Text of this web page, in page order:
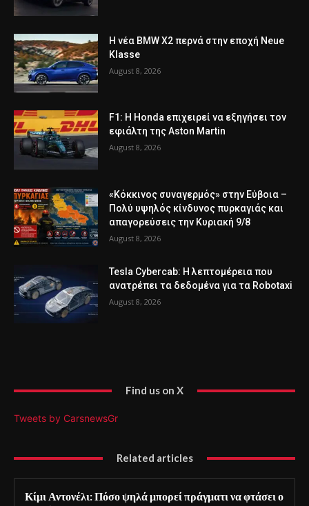
Η νέα BMW X2 περνά στην εποχή Neue
Klasse
August 8, 2026
F1: Η Honda επιχειρεί να εξηγήσει τον
εφιάλτη της Aston Martin
August 8, 2026
«Κόκκινος συναγερμός» στην Εύβοια –
Πολύ υψηλός κίνδυνος πυρκαγιάς και
απαγορεύσεις την Κυριακή 9/8
August 8, 2026
Tesla Cybercab: Η λεπτομέρεια που
ανατρέπει τα δεδομένα για τα Robotaxi
August 8, 2026
Find us on X
Tweets by CarsnewsGr
Related articles
Κίμι Αντονέλι: Πόσο ψηλά μπορεί πράγματι να φτάσει ο